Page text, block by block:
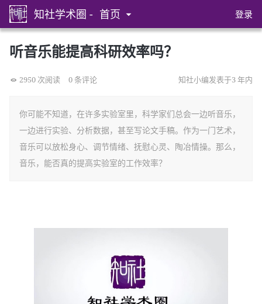
知社学术圈 - 首页 登录
听音乐能提高科研效率吗？
2950 次阅读 0 条评论 知社小编发表于3 年内
你可能不知道，在许多实验室里，科学家们总会一边听音乐，
一边进行实验、分析数据，甚至写论文手稿。作为一门艺术，
音乐可以放松身心、调节情绪、抚慰心灵、陶冶情操。那么，
音乐，能否真的提高实验室的工作效率？